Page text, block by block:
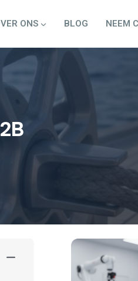
ONS BLOG NEEM